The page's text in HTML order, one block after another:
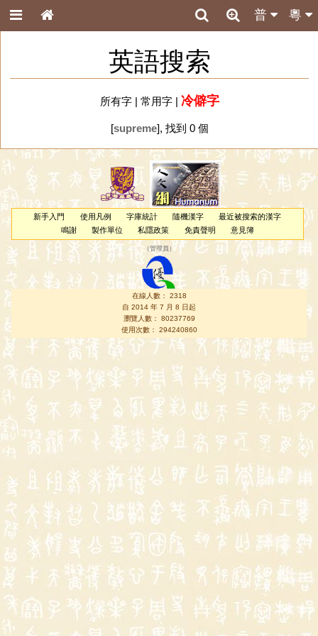
粵
普
英語搜索
所有字| 常用字| 冷僻字
[supreme], 找到 0 個
新手入門 使用凡例 字庫統計 隨機漢字
最近被搜索的漢字
鳴謝
製作單位 私隱政策 免責聲明 意見簿
（管理員 ）
在線人數： 2318
自 2014 年 7 月 8 日起
瀏覽人數： 80237769
使用次數： 294240860